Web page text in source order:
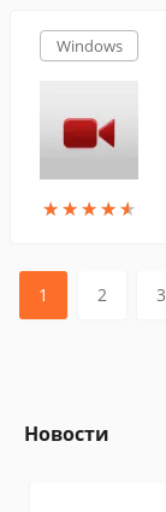
Windows
★★★★★
★★★★★
1 2 3
Новости